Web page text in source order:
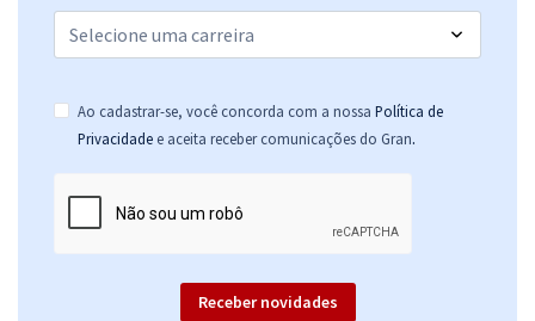
Ao cadastrar-se, você concorda com a nossa Política de
Privacidade e aceita receber comunicações do Gran.
Receber novidades